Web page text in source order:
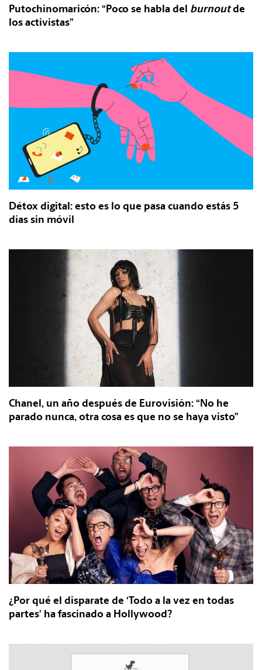
Putochinomaricón: “Poco se habla del burnoutde
los activistas”
Détox digital: esto es lo que pasa cuando estás 5
días sin móvil
Chanel, un año después de Eurovisión: “No he
parado nunca, otra cosa es que no se haya visto”
¿Por qué el disparate de ‘Todo a la vez en todas
partes’ ha fascinado a Hollywood?